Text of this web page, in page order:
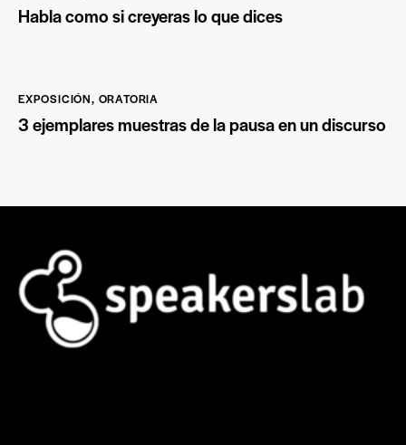
Habla como si creyeras lo que dices
EXPOSICIÓN, ORATORIA
3 ejemplares muestras de la pausa en un discurso